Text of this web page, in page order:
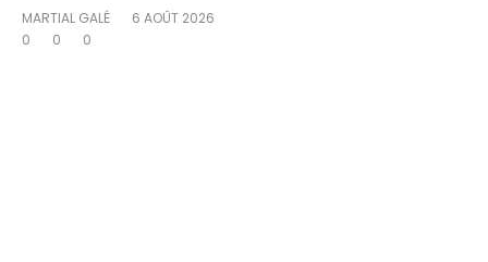
MARTIAL GALÉ
6 AOÛT 2026
0
0 0